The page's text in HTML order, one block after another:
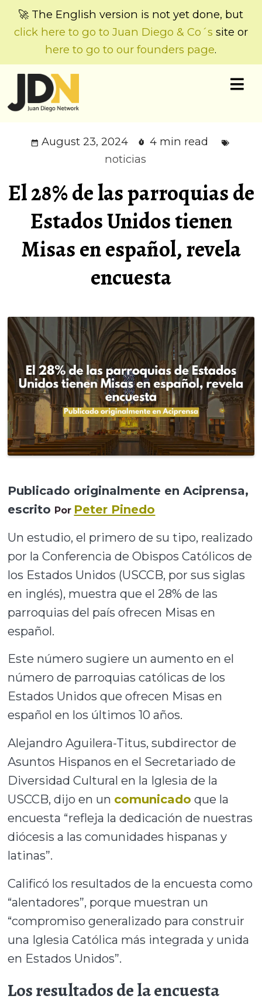
🚀 The English version is not yet done, but
click here to go to Juan Diego & Co´s site or
here to go to our founders page.
August 23, 2024
4 min read
noticias
El 28% de las parroquias de
Estados Unidos tienen
Misas en español, revela
encuesta
Publicado originalmente en Aciprensa,
escrito Por Peter Pinedo
Un estudio, el primero de su tipo, realizado
por la Conferencia de Obispos Católicos de
los Estados Unidos (USCCB, por sus siglas
en inglés), muestra que el 28% de las
parroquias del país ofrecen Misas en
español.
Este número sugiere un aumento en el
número de parroquias católicas de los
Estados Unidos que ofrecen Misas en
español en los últimos 10 años.
Alejandro Aguilera-Titus, subdirector de
Asuntos Hispanos en el Secretariado de
Diversidad Cultural en la Iglesia de la
USCCB, dijo en un comunicado que la
encuesta “refleja la dedicación de nuestras
diócesis a las comunidades hispanas y
latinas”.
Calificó los resultados de la encuesta como
“alentadores”, porque muestran un
“compromiso generalizado para construir
una Iglesia Católica más integrada y unida
en Estados Unidos”.
Los resultados de la encuesta